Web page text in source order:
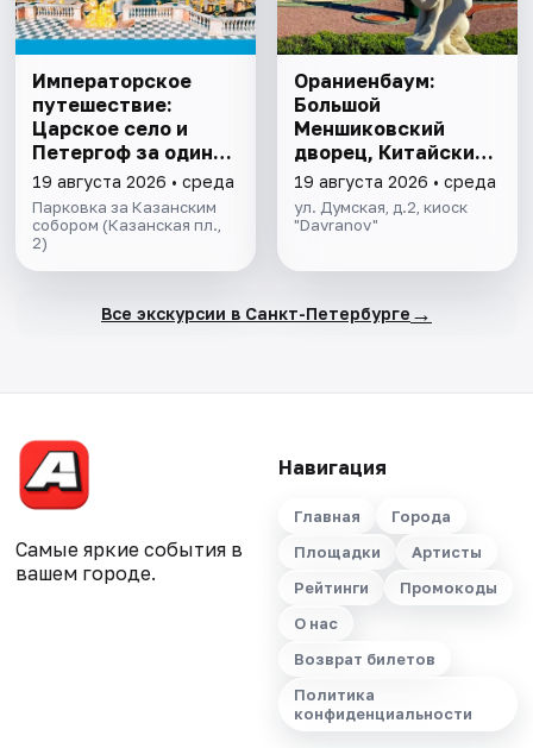
Императорское
путешествие:
Царское село и
Петергоф за один
день
19 августа 2026 • среда
Парковка за Казанским
собором (Казанская пл.,
2)
Ораниенбаум:
Большой
Меншиковский
дворец, Китайский
дворец, парк
19 августа 2026 • среда
ул. Думская, д.2, киоск
"Davranov"
Все экскурсии в Санкт-Петербурге →
Самые яркие события в
вашем городе.
Навигация
Главная
Города
Площадки
Артисты
Рейтинги
Промокоды
О нас
Возврат билетов
Политика
конфиденциальности